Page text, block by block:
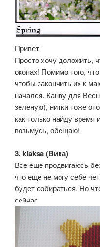
Привет!
Просто хочу доложить,
окопах! Помимо того,
чтобы закончить их к
начался. Канву для
зеленую), нитки тоже
как только найду
возьмусь, обещаю!
3. klaksa (Вика)
Все еще продвигаюсь
что еще не могу себе
будет собираться. Но
сейчас